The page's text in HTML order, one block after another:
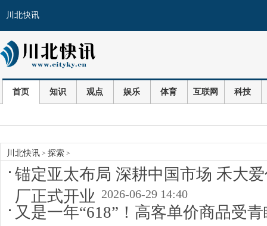
川北快讯
首页 知识 观点 娱乐 体育 互联网 科技
川北快讯 > 探索 >
锚定亚太布局 深耕中国市场 禾大
厂正式开业 2026-06-29 14:40
又是一年“618”！高客单价商品受